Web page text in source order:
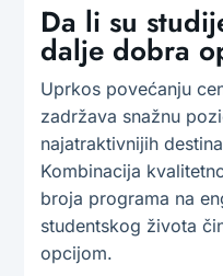
Da li su
dalje dobra
Uprkos povećanju
zadržava snažnu
najatraktivnijih
Kombinacija
broja programa na
studentskog života
opcijom.